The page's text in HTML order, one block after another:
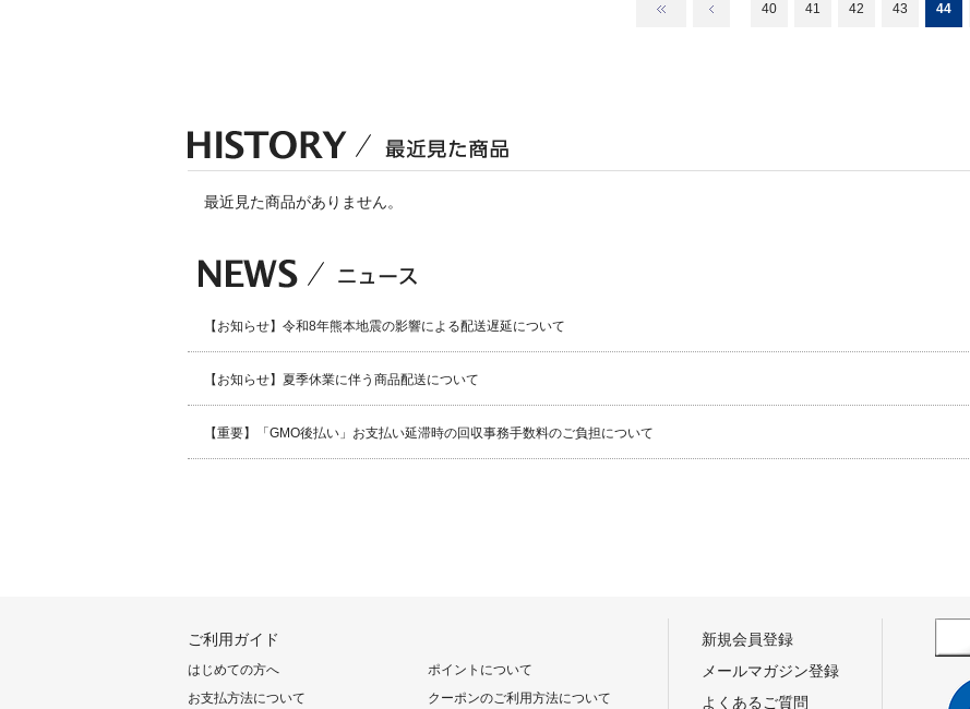
40 41 42 43 44
最近見た商品がありません。
【お知らせ】令和8年熊本地震の影響による配送遅延について
【お知らせ】夏季休業に伴う商品配送について
【重要】「GMO後払い」お支払い延滞時の回収事務手数料のご負担について
ご利用ガイド
はじめての方へ
お支払方法について
ポイントについて
クーポンのご利用方法について
新規会員登録
メールマガジン登録
よくあるご質問